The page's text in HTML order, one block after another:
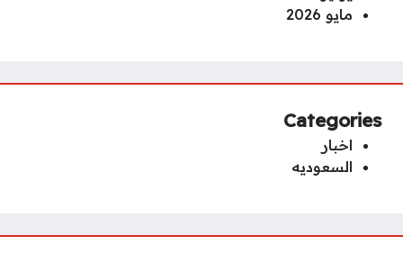
مايو 2026
Categories
اخبار
السعوديه